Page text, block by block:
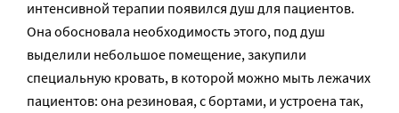
интенсивной терапии появился душ для пациентов.
Она обосновала необходимость этого, под душ
выделили небольшое помещение, закупили
специальную кровать, в которой можно мыть лежачих
пациентов: она резиновая, с бортами, и устроена так,